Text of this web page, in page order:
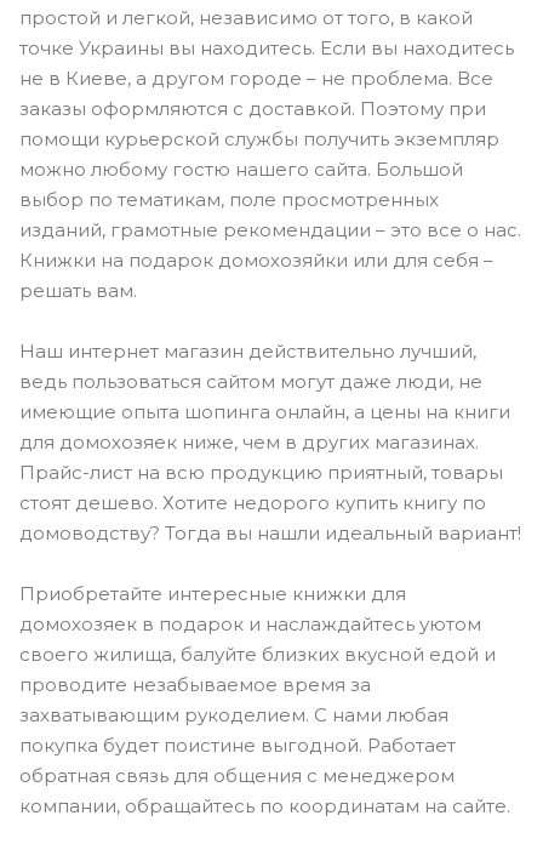
простой и легкой, независимо от того, в какой
точке Украины вы находитесь. Если вы находитесь
не в Киеве, а другом городе – не проблема. Все
заказы оформляются с доставкой. Поэтому при
помощи курьерской службы получить экземпляр
можно любому гостю нашего сайта. Большой
выбор по тематикам, поле просмотренных
изданий, грамотные рекомендации – это все о нас.
Книжки на подарок домохозяйки или для себя –
решать вам.
Наш интернет магазин действительно лучший,
ведь пользоваться сайтом могут даже люди, не
имеющие опыта шопинга онлайн, а цены на книги
для домохозяек ниже, чем в других магазинах.
Прайс-лист на всю продукцию приятный, товары
стоят дешево. Хотите недорого купить книгу по
домоводству? Тогда вы нашли идеальный вариант!
Приобретайте интересные книжки для
домохозяек в подарок и наслаждайтесь уютом
своего жилища, балуйте близких вкусной едой и
проводите незабываемое время за
захватывающим рукоделием. С нами любая
покупка будет поистине выгодной. Работает
обратная связь для общения с менеджером
компании, обращайтесь по координатам на сайте.